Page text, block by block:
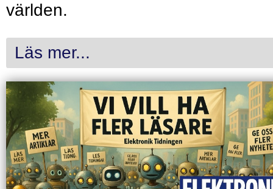
världen.
Läs mer...